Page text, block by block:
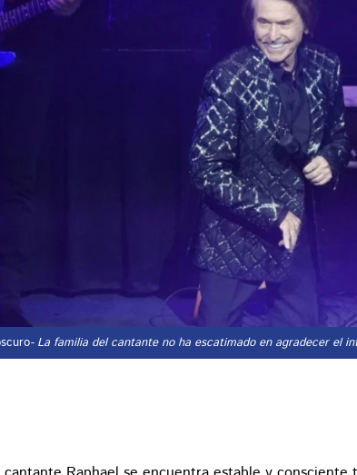
- La familia del cantante no ha escatimado en agradecer el